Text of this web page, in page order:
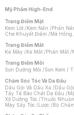
Mỹ Phẩm High-End
Trang Điểm Mặt
Kem Lót /Kem Nền /Phấn
Che Khuyết Điểm /Má Hồng
Trang Điểm Mắt
Kẻ Mày /Kẻ Mắt /Phấn Mắt /
Trang Điểm Môi
Son Dưỡng Môi /Son Kem /
Chăm Sóc Tóc Và Da Đầu
Dầu Gội Và Dầu Xả /Dầu Gội
Tẩy Tế Bào Chết Da Đầu /
Xịt Dưỡng Tóc /Thuốc
Máy Sấy Tóc /Lược /Bộ